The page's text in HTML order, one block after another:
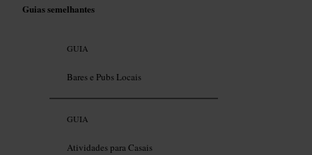
Guias semelhantes
GUIA
Bares e Pubs Locais
GUIA
Atividades para Casais